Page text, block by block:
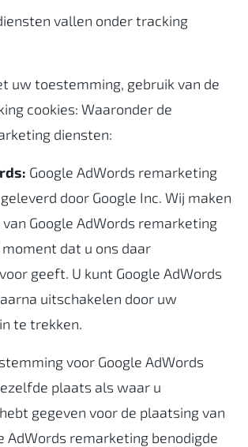
vallen onder tracking
uw toestemming, gebruik van de
cookies: Waaronder de
diensten:
Google AdWords remarketing
door Google Inc. Wij maken
Google AdWords remarketing
dat u ons daar
geeft. U kunt Google AdWords
uitschakelen door uw
te trekken.
voor Google AdWords
plaats als waar u
gegeven voor de plaatsing van
AdWords remarketing benodigde